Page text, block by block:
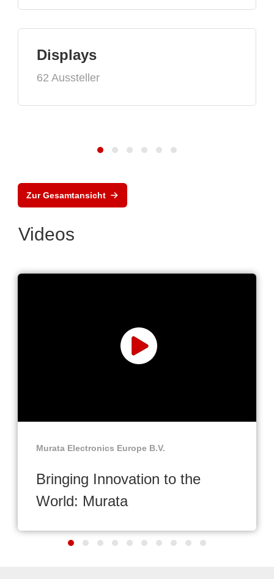
Displays
62 Aussteller
Zur Gesamtansicht
Videos
Murata Electronics Europe B.V.
Bringing Innovation to the
World: Murata